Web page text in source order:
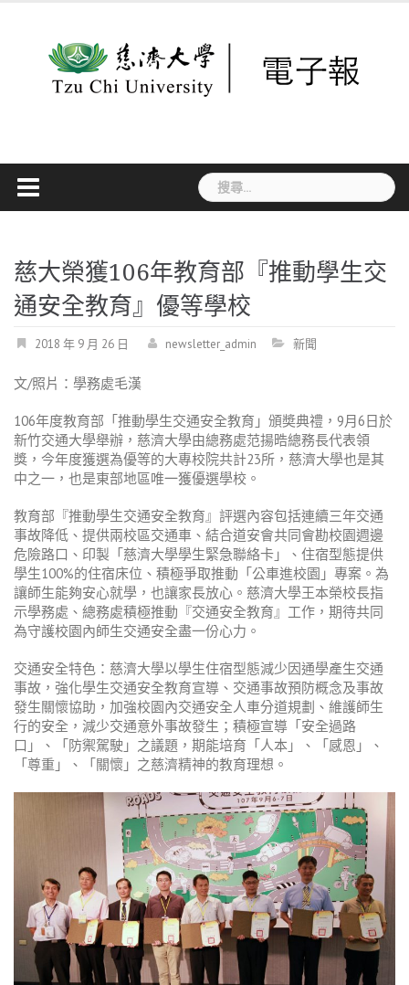
搜
尋
字:
慈大榮獲106年教育部『推動學生交
通安全教育』優等學校
2018 年 9 月 26 日 newsletter_admin 新聞
文/照片：學務處毛漢
106年度教育部「推動學生交通安全教育」頒奬典禮，9月6日於
新竹交通大學舉辦，慈濟大學由總務處范揚晧總務長代表領
獎，今年度獲選為優等的大專校院共計23所，慈濟大學也是其
中之一，也是東部地區唯一獲優選學校。
教育部『推動學生交通安全教育』評選內容包括連續三年交通
事故降低、提供兩校區交通車、結合道安會共同會勘校園週邊
危險路口、印製「慈濟大學學生緊急聯絡卡」、住宿型態提供
學生100%的住宿床位、積極爭取推動「公車進校園」專案。為
讓師生能夠安心就學，也讓家長放心。慈濟大學王本榮校長指
示學務處、總務處積極推動『交通安全教育』工作，期待共同
為守護校園內師生交通安全盡一份心力。
交通安全特色：慈濟大學以學生住宿型態減少因通學產生交通
事故，強化學生交通安全教育宣導、交通事故預防概念及事故
發生關懷協助，加強校園內交通安全人車分道規劃、維護師生
行的安全，減少交通意外事故發生；積極宣導「安全過路
口」、「防禦駕駛」之議題，期能培育「人本」、「感恩」、
「尊重」、「關懷」之慈濟精神的教育理想。